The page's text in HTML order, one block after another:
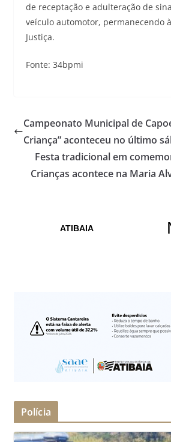
de receptação e adulteração de
veículo automotor, permanecendo
Justiça.
Fonte: 34bpmi
Campeonato Municipal de
Criança” aconteceu no último
Festa tradicional em
Crianças acontece na Maria
Polícia